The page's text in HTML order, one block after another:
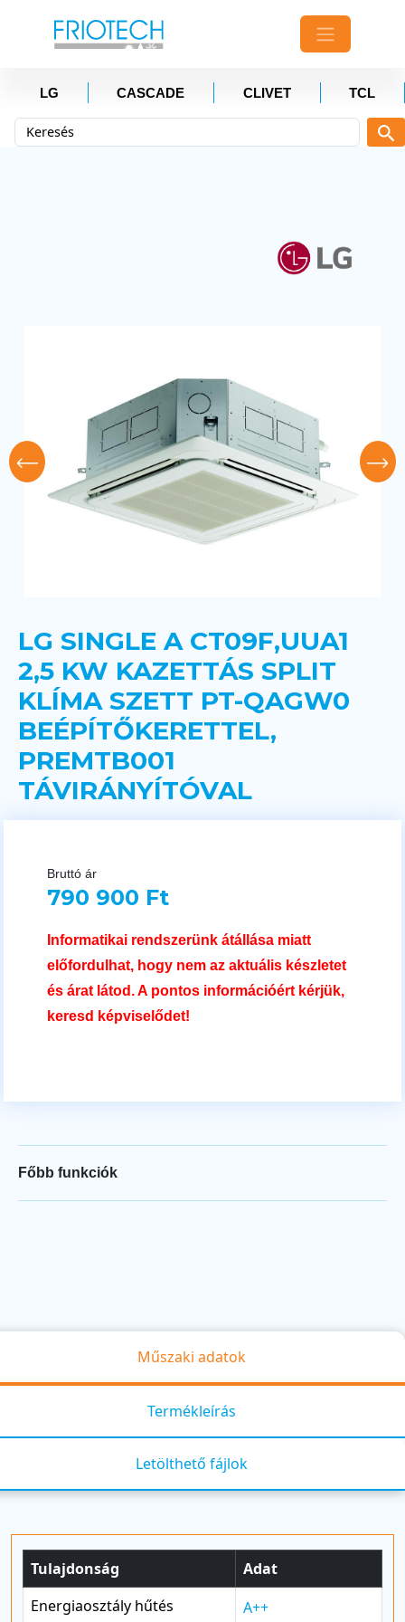
LG CASCADE CLIVET TCL
LG SINGLE A CT09F,UUA1
2,5 KW KAZETTÁS SPLIT
KLÍMA SZETT PT-QAGW0
BEÉPÍTŐKERETTEL,
PREMTB001
TÁVIRÁNYÍTÓVAL
Bruttó ár
790 900 Ft
Informatikai rendszerünk átállása miatt
előfordulhat, hogy nem az aktuális készletet
és árat látod. A pontos információért kérjük,
keresd képviselődet!
Főbb funkciók
Műszaki adatok
Termékleírás
Letölthető fájlok
Tulajdonság
Adat
Energiaosztály hűtés
A++